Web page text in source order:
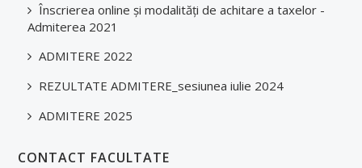
Înscrierea online și modalități de achitare a taxelor -
Admiterea 2021
ADMITERE 2022
REZULTATE ADMITERE_sesiunea iulie 2024
ADMITERE 2025
CONTACT FACULTATE